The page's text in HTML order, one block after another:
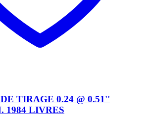
TIRAGE 0.24 @ 0.51''
1984 LIVRES